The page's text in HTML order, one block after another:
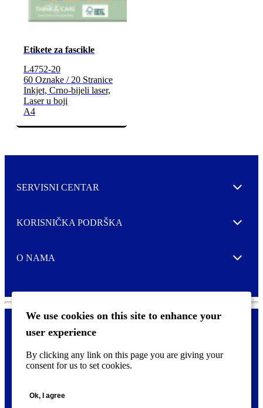
We use cookies on this site to enhance your
user experience
By clicking any link on this page you are giving your
consent for us to set cookies.
Ok, I agree
Etikete za fascikle
L4752-20
60 Oznake / 20 Stranice
Inkjet, Crno-bijeli laser,
Laser u boji
A4
SERVISNI CENTAR Expand
KORISNIČKA PODRŠKA Expand
O NAMA Expand
o
Pravne i tzv. Cookie obavijesti